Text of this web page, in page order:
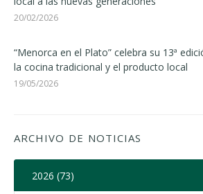
20/02/2026
“Menorca en el Plato” celebra su 13ª
la cocina tradicional y el producto local
19/05/2026
ARCHIVO DE NOTICIAS
2026 (73)